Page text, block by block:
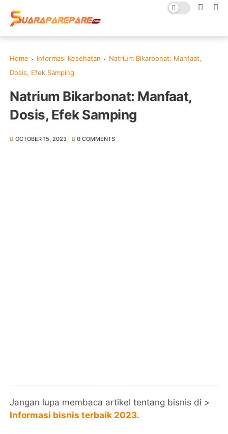
Home Informasi Kesehatan
Natrium Bikarbonat: Manfaat,
Dosis, Efek Samping
Natrium Bikarbonat: Manfaat,
Dosis, Efek Samping
OCTOBER 15, 2023 0 COMMENTS
Jangan lupa membaca artikel tentang bisnis di >
Informasi bisnis terbaik 2023.